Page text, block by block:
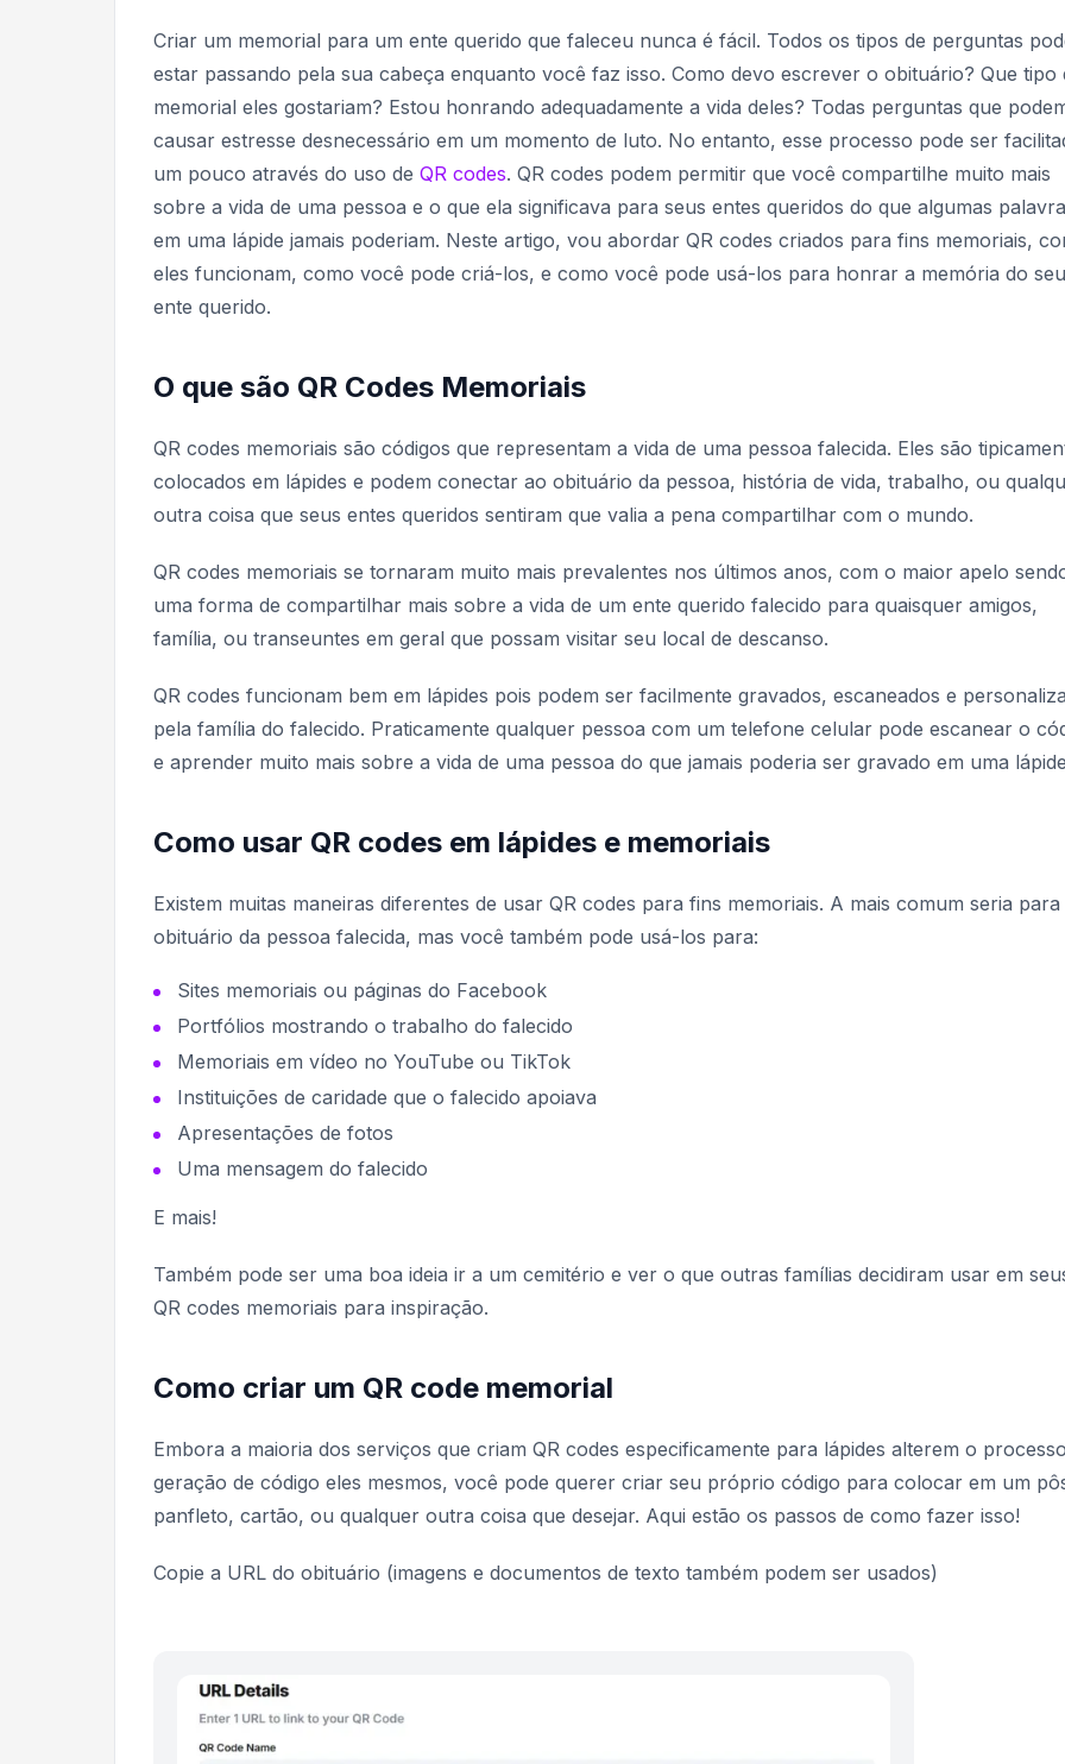
Criar um memorial para um ente querido que faleceu nunca é fácil. Todos os tipos de perguntas
estar passando pela sua cabeça enquanto você faz isso. Como devo escrever o obituário? Que tipo
memorial eles gostariam? Estou honrando adequadamente a vida deles? Todas perguntas que
causar estresse desnecessário em um momento de luto. No entanto, esse processo pode ser
um pouco através do uso de QR codes. QR codes podem permitir que você compartilhe muito mais
sobre a vida de uma pessoa e o que ela significava para seus entes queridos do que algumas
em uma lápide jamais poderiam. Neste artigo, vou abordar QR codes criados para fins memoriais,
eles funcionam, como você pode criá-los, e como você pode usá-los para honrar a memória do seu
ente querido.
O que são QR Codes Memoriais
QR codes memoriais são códigos que representam a vida de uma pessoa falecida. Eles são
colocados em lápides e podem conectar ao obituário da pessoa, história de vida, trabalho, ou
outra coisa que seus entes queridos sentiram que valia a pena compartilhar com o mundo.
QR codes memoriais se tornaram muito mais prevalentes nos últimos anos, com o maior apelo
uma forma de compartilhar mais sobre a vida de um ente querido falecido para quaisquer amigos,
família, ou transeuntes em geral que possam visitar seu local de descanso.
QR codes funcionam bem em lápides pois podem ser facilmente gravados, escaneados e
pela família do falecido. Praticamente qualquer pessoa com um telefone celular pode escanear o
e aprender muito mais sobre a vida de uma pessoa do que jamais poderia ser gravado em uma
Como usar QR codes em lápides e memoriais
Existem muitas maneiras diferentes de usar QR codes para fins memoriais. A mais comum seria para
obituário da pessoa falecida, mas você também pode usá-los para:
Sites memoriais ou páginas do Facebook
Portfólios mostrando o trabalho do falecido
Memoriais em vídeo no YouTube ou TikTok
Instituições de caridade que o falecido apoiava
Apresentações de fotos
Uma mensagem do falecido
E mais!
Também pode ser uma boa ideia ir a um cemitério e ver o que outras famílias decidiram usar em
QR codes memoriais para inspiração.
Como criar um QR code memorial
Embora a maioria dos serviços que criam QR codes especificamente para lápides alterem o
geração de código eles mesmos, você pode querer criar seu próprio código para colocar em um
panfleto, cartão, ou qualquer outra coisa que desejar. Aqui estão os passos de como fazer isso!
Copie a URL do obituário (imagens e documentos de texto também podem ser usados)